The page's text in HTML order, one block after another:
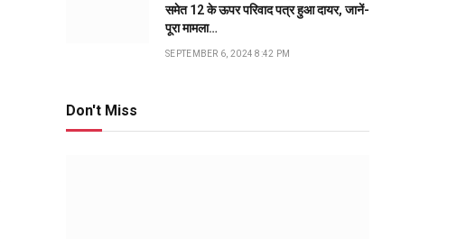
समेत 12 के ऊपर परिवाद पत्र हुआ दायर, जानें-
पूरा मामला…
SEPTEMBER 6, 2024 8:42 PM
Don't Miss